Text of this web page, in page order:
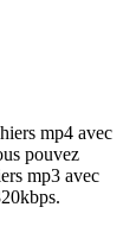
mp4 avec
pouvez
mp3 avec